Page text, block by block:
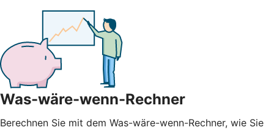
Was-wäre-wenn-Rechner
Berechnen Sie mit dem Was-wäre-wenn-Rechner, wie Sie